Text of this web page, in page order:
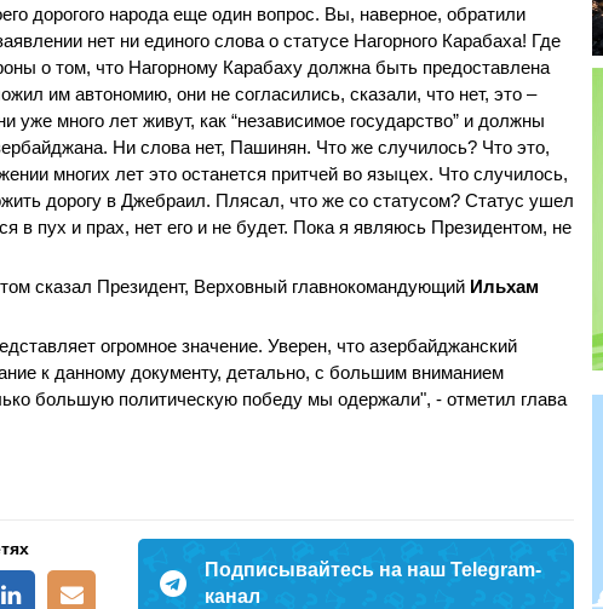
дорогого народа еще один вопрос. Вы, наверное, обратили
нет ни единого слова о статусе Нагорного Карабаха! Где
о том, что Нагорному Карабаху должна быть предоставлена
им автономию, они не согласились, сказали, что нет, это –
уже много лет живут, как “независимое государство” и должны
Ни слова нет, Пашинян. Что же случилось? Что это,
многих лет это останется притчей во языцех. Что случилось,
дорогу в Джебраил. Плясал, что же со статусом? Статус ушел
в пух и прах, нет его и не будет. Пока я являюсь Президентом, не
сказал Президент, Верховный главнокомандующий Ильхам
огромное значение. Уверен, что азербайджанский
к данному документу, детально, с большим вниманием
большую политическую победу мы одержали", - отметил глава
Подписывайтесь на наш Telegram-
канал